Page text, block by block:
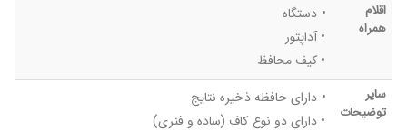
اقلام
همراه
• دستگاه
• آداپتور
• کیف محافظ
سایر
توضیحات
• دارای حافظه ذخیره نتایج
• دارای دو نوع کاف (ساده و فنری)